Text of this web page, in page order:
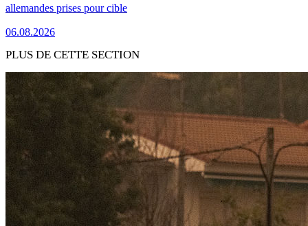
allemandes prises pour cible
06.08.2026
PLUS DE CETTE SECTION